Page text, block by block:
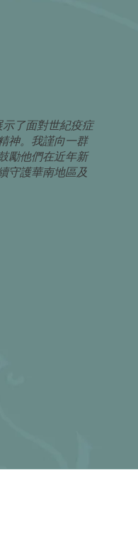
了面對世紀疫症
神。我謹向一群
勵他們在近年新
守護華南地區及